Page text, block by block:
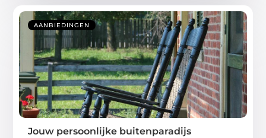
AANBIEDINGEN
Jouw persoonlijke buitenparadijs